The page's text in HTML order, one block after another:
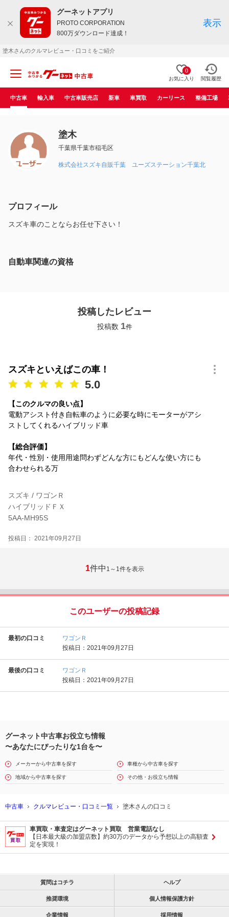
グーネットアプリ
PROTO CORPORATION
800万ダウンロード達成！
表示
塗木さんのクルマレビュー・口コミをご紹介
0
お気に入り 閲覧履歴
中古車 輸入車 中古車販売店 新車 車買取 カーリース 整備工場
塗木
千葉県千葉市稲毛区
株式会社スズキ自販千葉 ユーズステーション千葉北
プロフィール
スズキ車のことならお任せ下さい！
自動車関連の資格
投稿したレビュー
投稿数 1件
スズキといえばこの車！
5.0
【このクルマの良い点】
電動アシスト付き自転車のように必要な時にモーターがアシ
ストしてくれるハイブリッド車
【総合評価】
年代・性別・使用用途問わずどんな方にもどんな使い方にも
合わせられる万
スズキ / ワゴンＲ
ハイブリッドＦＸ
5AA-MH95S
投稿日： 2021年09月27日
1件中 1～1件を表示
このユーザーの投稿記録
最初の口コミ
ワゴンＲ
投稿日：2021年09月27日
最後の口コミ
ワゴンＲ
投稿日：2021年09月27日
グーネット中古車お役立ち情報
〜あなたにぴったりな1台を〜
メーカーから中古車を探す 車種から中古車を探す
地域から中古車を探す その他・お役立ち情報
中古車 クルマレビュー・口コミ一覧 塗木さんの口コミ
車買取・車査定はグーネット買取 営業電話なし
【日本最大級の加盟店数】約30万のデータから予想以上の高額査
定を実現！
質問はコチラ ヘルプ
推奨環境 個人情報保護方針
企業情報 採用情報